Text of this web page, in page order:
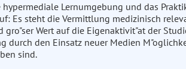
hypermediale Lernumgebung und das
Es steht die Vermittlung medizinisch
Wert auf die Eigenaktivit"at der
durch den Einsatz neuer Medien
sind.